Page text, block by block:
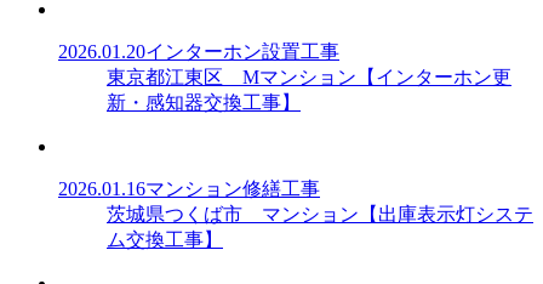
2026.01.20インターホン設置工事
東京都江東区 Mマンション【インターホン更
新・感知器交換工事】
2026.01.16マンション修繕工事
茨城県つくば市 マンション【出庫表示灯システ
ム交換工事】